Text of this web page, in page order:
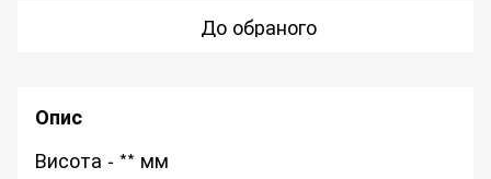
До обраного
Опис
Висота - ** мм